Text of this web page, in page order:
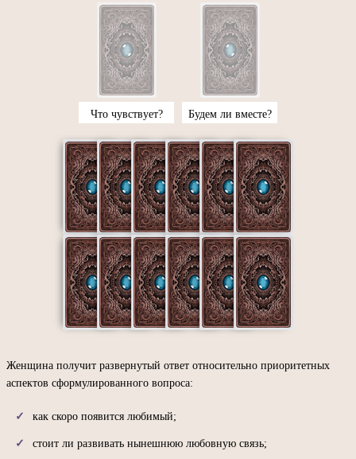
Что чувствует? Будем ли вместе?
Женщина получит развернутый ответ относительно приоритетных
аспектов сформулированного вопроса:
как скоро появится любимый;
стоит ли развивать нынешнюю любовную связь;